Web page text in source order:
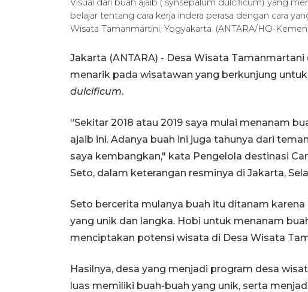
Visual dari buah ajaib ( synsepalum dulcificum) yang
belajar tentang cara kerja indera perasa dengan cara
Wisata Tamanmartini, Yogyakarta. (ANTARA/HO-
Jakarta (ANTARA) - Desa Wisata
menarik pada wisatawan yang berkunjung
dulcificum.
“Sekitar 2018 atau 2019 saya mulai menanam
ajaib ini. Adanya buah ini juga tahunya dari
saya kembangkan," kata Pengelola destinasi
Seto, dalam keterangan resminya di Jakarta,
Seto bercerita mulanya buah itu ditanam
yang unik dan langka. Hobi untuk menanam
menciptakan potensi wisata di Desa Wisata
Hasilnya, desa yang menjadi program desa
luas memiliki buah-buah yang unik, serta